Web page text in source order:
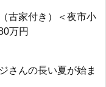
古家付き）＜夜市小
万円
さんの長い夏が始ま